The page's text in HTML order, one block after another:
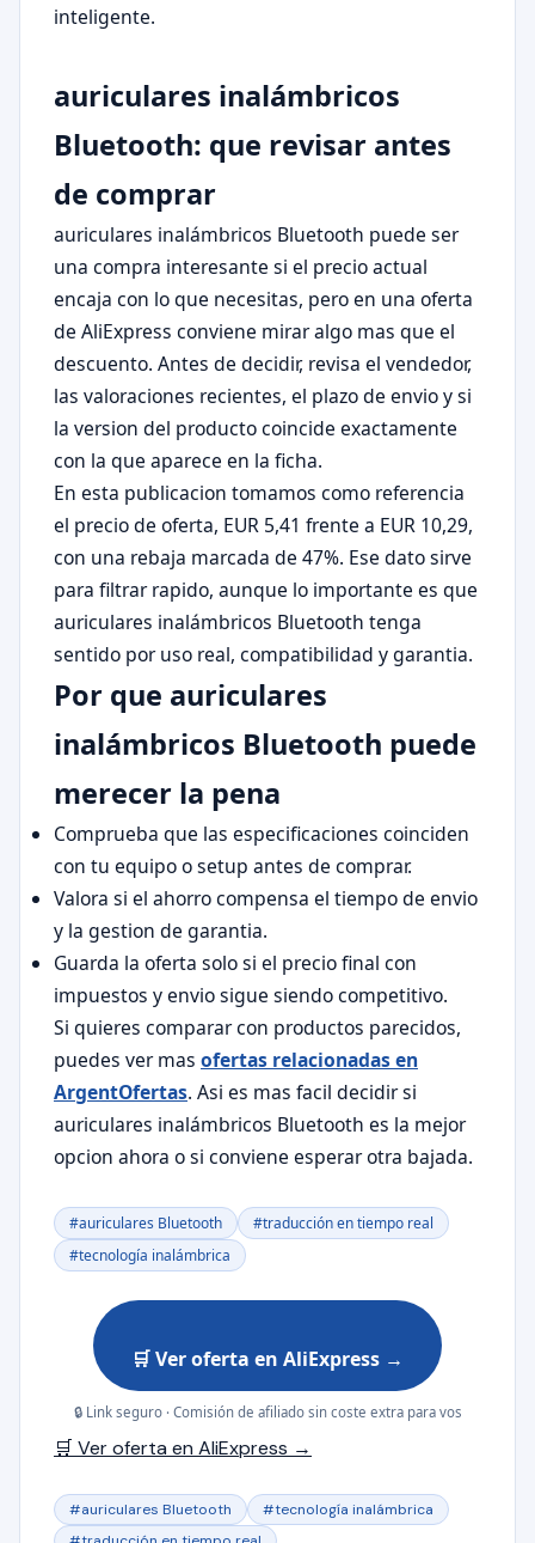
inteligente.
auriculares inalámbricos
Bluetooth: que revisar antes
de comprar
auriculares inalámbricos Bluetooth puede ser
una compra interesante si el precio actual
encaja con lo que necesitas, pero en una oferta
de AliExpress conviene mirar algo mas que el
descuento. Antes de decidir, revisa el vendedor,
las valoraciones recientes, el plazo de envio y si
la version del producto coincide exactamente
con la que aparece en la ficha.
En esta publicacion tomamos como referencia
el precio de oferta, EUR 5,41 frente a EUR 10,29,
con una rebaja marcada de 47%. Ese dato sirve
para filtrar rapido, aunque lo importante es que
auriculares inalámbricos Bluetooth tenga
sentido por uso real, compatibilidad y garantia.
Por que auriculares
inalámbricos Bluetooth puede
merecer la pena
Comprueba que las especificaciones coinciden
con tu equipo o setup antes de comprar.
Valora si el ahorro compensa el tiempo de envio
y la gestion de garantia.
Guarda la oferta solo si el precio final con
impuestos y envio sigue siendo competitivo.
Si quieres comparar con productos parecidos,
puedes ver mas ofertas relacionadas en
ArgentOfertas. Asi es mas facil decidir si
auriculares inalámbricos Bluetooth es la mejor
opcion ahora o si conviene esperar otra bajada.
#auriculares Bluetooth
#traducción en tiempo real
#tecnología inalámbrica
🛒 Ver oferta en AliExpress →
🔒 Link seguro · Comisión de afiliado sin coste extra para vos
🛒 Ver oferta en AliExpress →
#auriculares Bluetooth
#tecnología inalámbrica